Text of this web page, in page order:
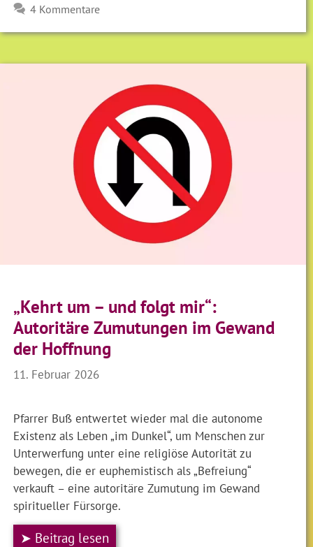
4 Kommentare
„Kehrt um – und folgt mir“:
Autoritäre Zumutungen im Gewand
der Hoffnung
11. Februar 2026
Pfarrer Buß entwertet wieder mal die autonome
Existenz als Leben „im Dunkel“, um Menschen zur
Unterwerfung unter eine religiöse Autorität zu
bewegen, die er euphemistisch als „Befreiung“
verkauft – eine autoritäre Zumutung im Gewand
spiritueller Fürsorge.
➤ Beitrag lesen